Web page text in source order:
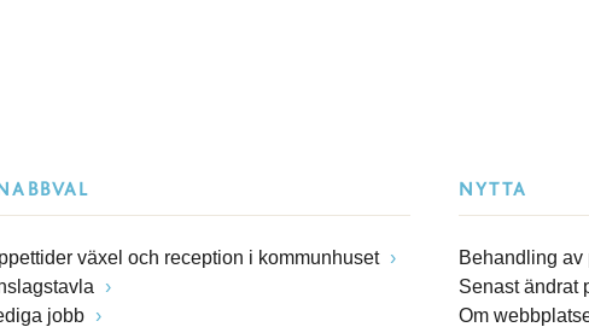
växel och reception i kommunhuset
jobb
NYTTA
Behandling av
Senast ändrat
Om